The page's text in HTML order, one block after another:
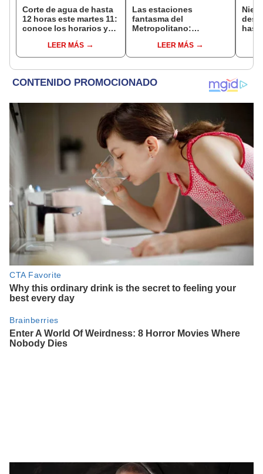
Corte de agua de hasta
12 horas este martes 11:
conoce los horarios y
Miraflores, SJL, Los
Olivos y más
LEER MÁS
Las estaciones
fantasma del
Metropolitano:
inconclusa por falta de
buses y una adenda
LEER MÁS
la